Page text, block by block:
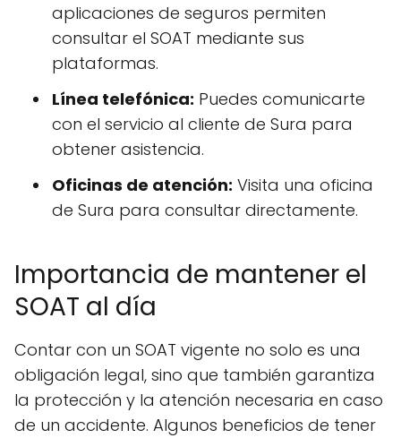
aplicaciones de seguros permiten
consultar el SOAT mediante sus
plataformas.
Línea telefónica: Puedes comunicarte
con el servicio al cliente de Sura para
obtener asistencia.
Oficinas de atención: Visita una oficina
de Sura para consultar directamente.
Importancia de mantener el
SOAT al día
Contar con un SOAT vigente no solo es una
obligación legal, sino que también garantiza
la protección y la atención necesaria en caso
de un accidente. Algunos beneficios de tener